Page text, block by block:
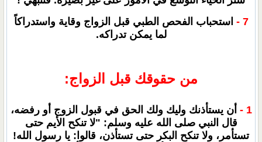
7 -
استحباب الفحص الطبي قبل الزواج وقاية واستدراكاً
لما يمكن تدراكه.
من حقوقك قبل الزواج:
1 -
أن يستأذنك وليك ولك الحق في قبول الزوج أو رفضه،
قال النبي صلى الله عليه وسلم: "لا تنكح الأيم حتى
تستأمر، ولا تنكح البكر حتى تستأذن، قالوا: يا رسول الله!